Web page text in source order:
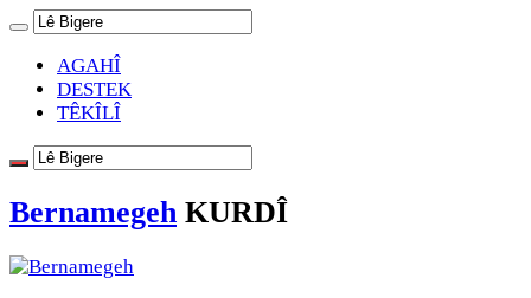
AGAHÎ
DESTEK
TÊKÎLÎ
Bernamegeh KURDÎ